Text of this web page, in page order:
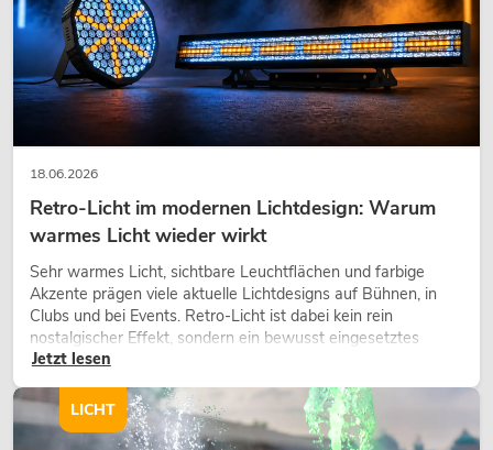
No. 20000719Artikel nicht mehr verfügbar
EUROLITE Set LED KLS-902 +
Controller + STV-40S-WOT Stahlstativ
Artikel nicht mehr verfügbar
18.06.2026
Retro-Licht im modernen Lichtdesign: Warum
warmes Licht wieder wirkt
Sehr warmes Licht, sichtbare Leuchtflächen und farbige
Akzente prägen viele aktuelle Lichtdesigns auf Bühnen, in
Clubs und bei Events. Retro-Licht ist dabei kein rein
nostalgischer Effekt, sondern ein bewusst eingesetztes
Gestaltungsmittel: Es schafft Atmosphäre, gibt Szenen
wirken lassen.
Jetzt lesen
LICHT